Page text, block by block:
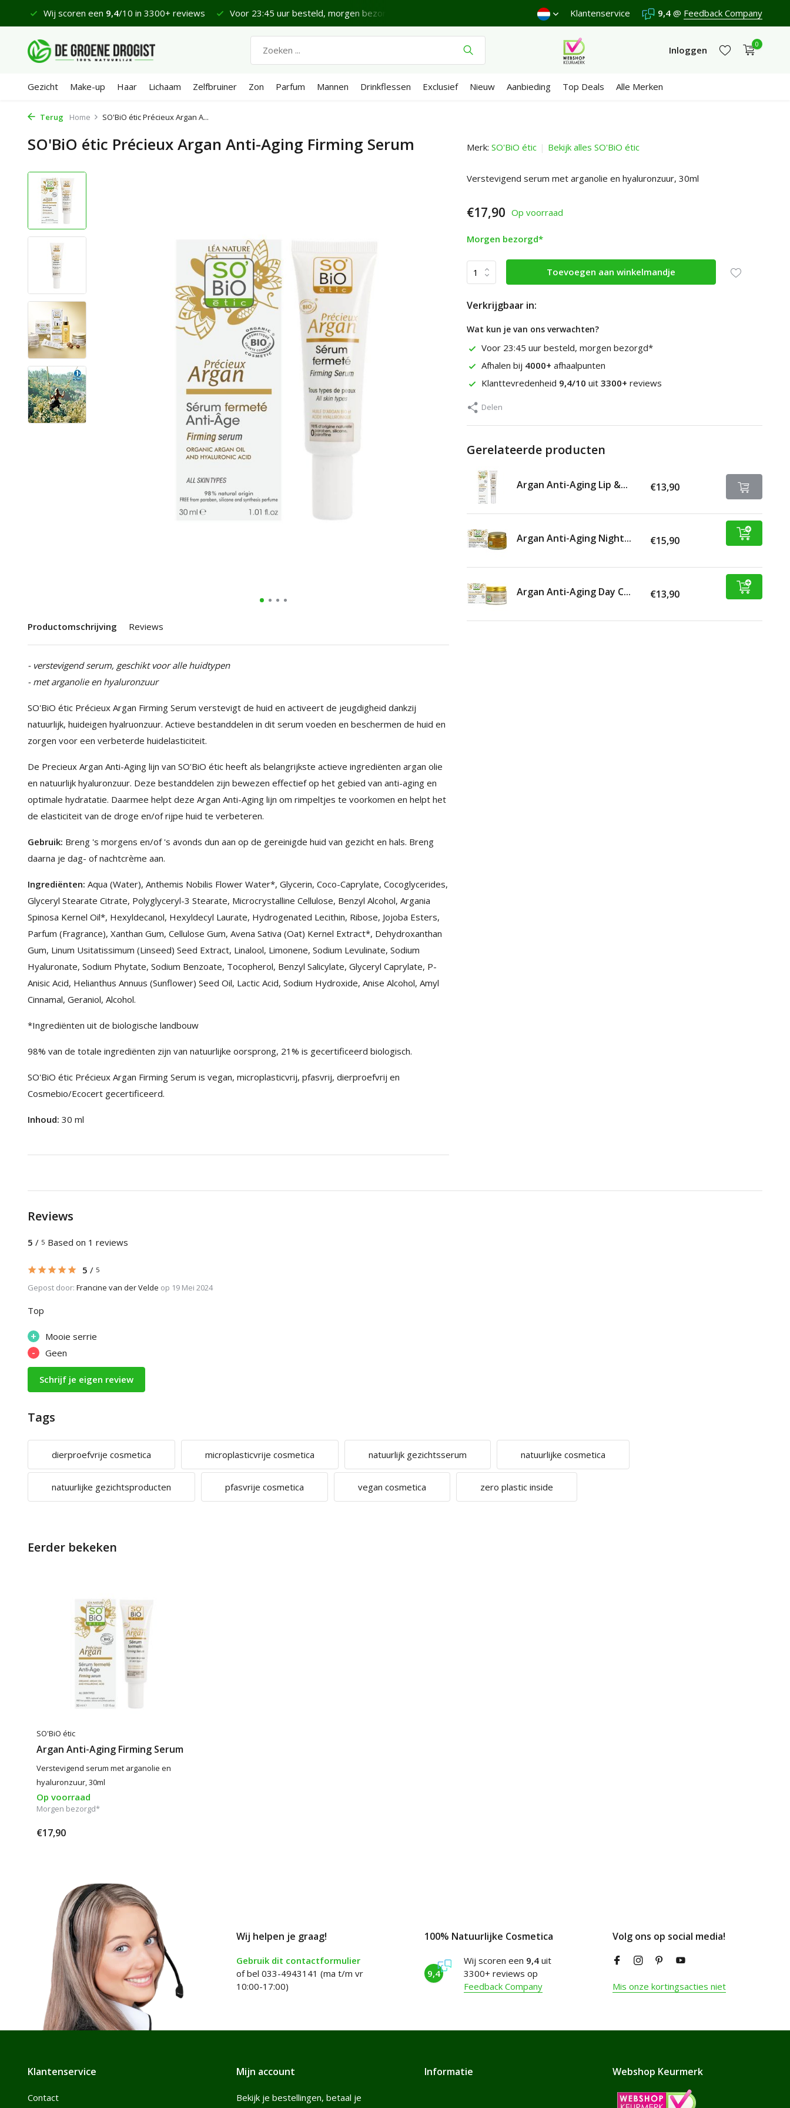
Wij scoren een 9,4/10 in 3300+ reviews Voor 23:45 uur besteld, morgen bezorgd* Verzenden €4,95 (NL)Gratis vanaf €65 Wij scoren een
Klantenservice 9,4 @ Feedback Company
Inloggen
0
Gezicht Make-up Haar Lichaam Zelfbruiner Zon Parfum Mannen Drinkflessen Exclusief Nieuw Aanbieding Top Deals Alle Merken
Terug Home SO'BiO étic Précieux Argan A...
SO'BiO étic Précieux Argan Anti-Aging Firming Serum
Productomschrijving Reviews
- verstevigend serum, geschikt voor alle huidtypen
- met arganolie en hyaluronzuur
SO'BiO étic Précieux Argan Firming Serum verstevigt de huid en activeert de jeugdigheid dankzij
natuurlijk, huideigen hyalruonzuur. Actieve bestanddelen in dit serum voeden en beschermen de huid en
zorgen voor een verbeterde huidelasticiteit.
De Precieux Argan Anti-Aging lijn van SO'BiO étic heeft als belangrijkste actieve ingrediënten argan olie
en natuurlijk hyaluronzuur. Deze bestanddelen zijn bewezen effectief op het gebied van anti-aging en
optimale hydratatie. Daarmee helpt deze Argan Anti-Aging lijn om rimpeltjes te voorkomen en helpt het
de elasticiteit van de droge en/of rijpe huid te verbeteren.
Gebruik: Breng 's morgens en/of 's avonds dun aan op de gereinigde huid van gezicht en hals. Breng
daarna je dag- of nachtcrème aan.
Ingrediënten: Aqua (Water), Anthemis Nobilis Flower Water*, Glycerin, Coco-Caprylate, Cocoglycerides,
Glyceryl Stearate Citrate, Polyglyceryl-3 Stearate, Microcrystalline Cellulose, Benzyl Alcohol, Argania
Spinosa Kernel Oil*, Hexyldecanol, Hexyldecyl Laurate, Hydrogenated Lecithin, Ribose, Jojoba Esters,
Parfum (Fragrance), Xanthan Gum, Cellulose Gum, Avena Sativa (Oat) Kernel Extract*, Dehydroxanthan
Gum, Linum Usitatissimum (Linseed) Seed Extract, Linalool, Limonene, Sodium Levulinate, Sodium
Hyaluronate, Sodium Phytate, Sodium Benzoate, Tocopherol, Benzyl Salicylate, Glyceryl Caprylate, P-
Anisic Acid, Helianthus Annuus (Sunflower) Seed Oil, Lactic Acid, Sodium Hydroxide, Anise Alcohol, Amyl
Cinnamal, Geraniol, Alcohol.
*Ingrediënten uit de biologische landbouw
98% van de totale ingrediënten zijn van natuurlijke oorsprong, 21% is gecertificeerd biologisch.
SO'BiO étic Précieux Argan Firming Serum is vegan, microplasticvrij, pfasvrij, dierproefvrij en
Cosmebio/Ecocert gecertificeerd.
Inhoud: 30 ml
Merk: SO'BiO étic Bekijk alles SO'BiO étic
Verstevigend serum met arganolie en hyaluronzuur, 30ml
€17,90 Op voorraad
Morgen bezorgd*
Toevoegen aan winkelmandje
Verkrijgbaar in:
Wat kun je van ons verwachten?
Voor 23:45 uur besteld, morgen bezorgd*
Afhalen bij 4000+ afhaalpunten
Klanttevredenheid 9,4/10 uit 3300+ reviews
Delen
Gerelateerde producten
Argan Anti-Aging Lip &... €13,90
Argan Anti-Aging Night... €15,90
Argan Anti-Aging Day C... €13,90
Reviews
5 / 5 Based on 1 reviews
5 / 5
Gepost door: Francine van der Velde op 19 Mei 2024
Top
+ Mooie serrie
- Geen
Schrijf je eigen review
Tags
dierproefvrije cosmetica microplasticvrije cosmetica natuurlijk gezichtsserum natuurlijke cosmetica
natuurlijke gezichtsproducten pfasvrije cosmetica vegan cosmetica zero plastic inside
Eerder bekeken
SO'BiO étic
Argan Anti-Aging Firming Serum
Verstevigend serum met arganolie en
hyaluronzuur, 30ml
Op voorraad
Morgen bezorgd*
€17,90
Wij helpen je graag!
Gebruik dit contactformulier
of bel 033-4943141 (ma t/m vr
10:00-17:00)
100% Natuurlijke Cosmetica
9,4
Wij scoren een 9,4 uit
3300+ reviews op
Feedback Company
Volg ons op social media!
Mis onze kortingsacties niet
Klantenservice
Contact
Mijn account
Bekijk je bestellingen, betaal je
Informatie Webshop Keurmerk